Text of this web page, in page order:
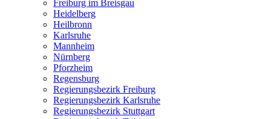
Freiburg im Breisgau
Heidelberg
Heilbronn
Karlsruhe
Mannheim
Nürnberg
Pforzheim
Regensburg
Regierungsbezirk Freiburg
Regierungsbezirk Karlsruhe
Regierungsbezirk Stuttgart